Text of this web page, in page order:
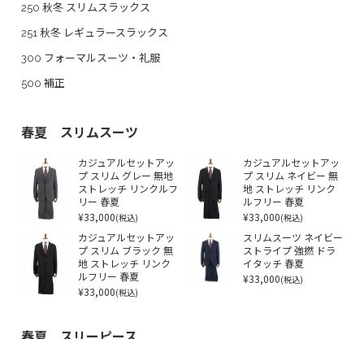
250 秋冬 スリムスラックス
251 秋冬 レギュラースラックス
300 フォーマルスーツ・礼服
500 補正
春夏 スリムスーツ
カジュアルセットアッ
プ スリム グレー 無地
ストレッチ リンクルフ
リー 春夏
¥33,000(税込)
カジュアルセットアッ
プ スリム ネイビー 無
地 ストレッチ リンク
ルフリー 春夏
¥33,000(税込)
カジュアルセットアッ
プ スリム ブラック 無
地 ストレッチ リンク
ルフリー 春夏
¥33,000(税込)
スリムスーツ ネイビー
ストライプ 強撚 ドラ
イタッチ 春夏
¥33,000(税込)